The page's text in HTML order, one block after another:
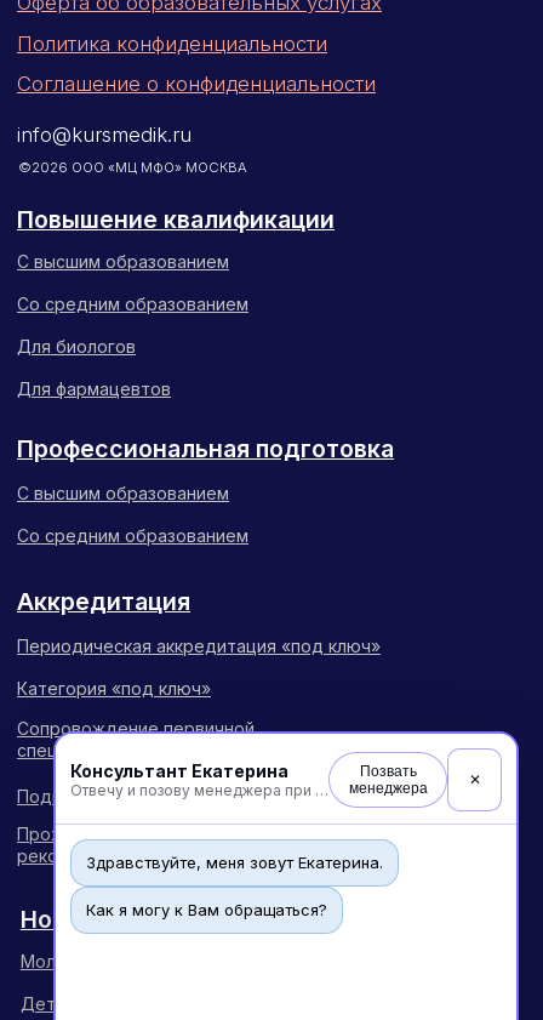
Консультант Екатерина
Отвечу и позову менеджера при необходимости
Позвать
менеджера
✕
Здравствуйте, меня зовут Екатерина.
Как я могу к Вам обращаться?